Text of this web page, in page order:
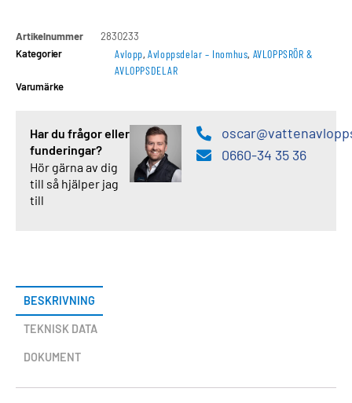
Artikelnummer
2830233
Kategorier
Avlopp,Avloppsdelar – Inomhus, AVLOPPSRÖR &
AVLOPPSDELAR
Varumärke
Har du frågor eller
funderingar?
Hör gärna av dig
till så hjälper jag
till
0660-34 35 36
BESKRIVNING
TEKNISK DATA
DOKUMENT